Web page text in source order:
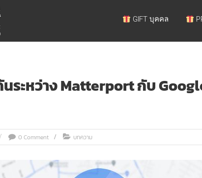
GIFT บุคคล
นระหว่าง Matterport กับ
0 Comment บทความ